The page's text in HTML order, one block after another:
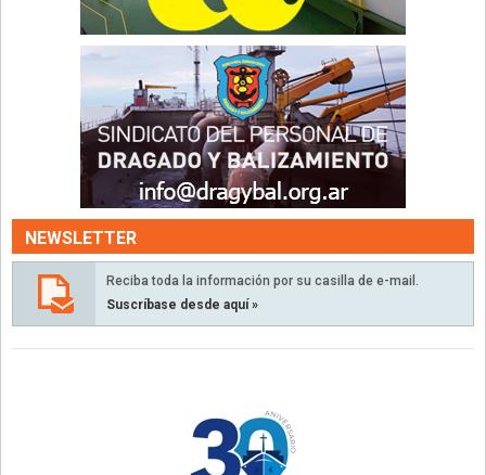
NEWSLETTER
Reciba toda la información por su casilla de e-mail.
Suscríbase desde aquí »